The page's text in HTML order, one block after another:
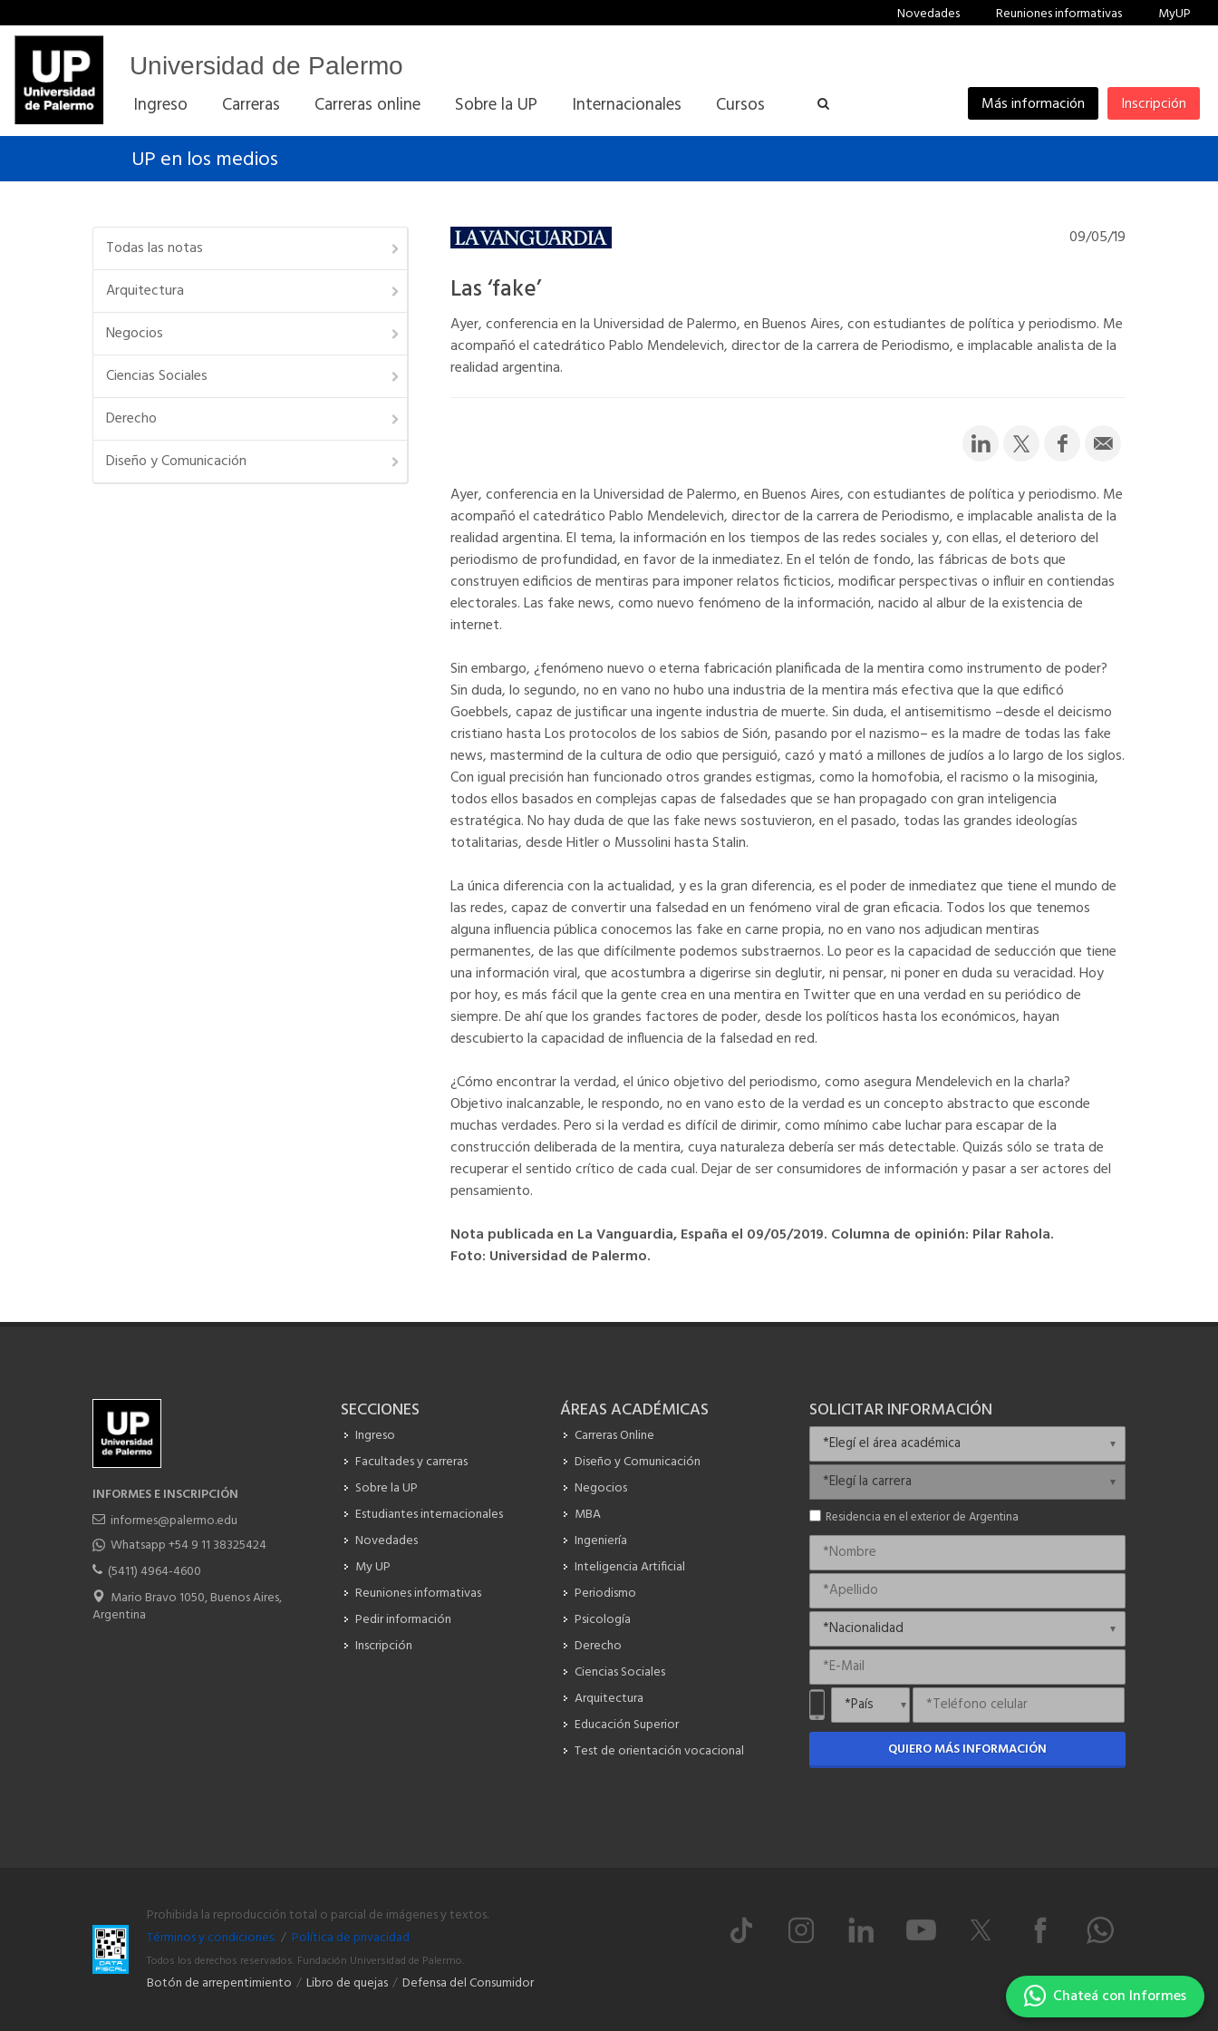
Novedades Reuniones informativas MyUP
Universidad de Palermo
Inscripción
Más información
Ingreso Carreras Carreras online Sobre la UP Internacionales Cursos
UP en los medios
09/05/19
Las ‘fake’
Ayer, conferencia en la Universidad de Palermo, en Buenos Aires, con estudiantes de política y periodismo. Me
acompañó el catedrático Pablo Mendelevich, director de la carrera de Periodismo, e implacable analista de la
realidad argentina.
Ayer, conferencia en la Universidad de Palermo, en Buenos Aires, con estudiantes de política y periodismo. Me
acompañó el catedrático Pablo Mendelevich, director de la carrera de Periodismo, e implacable analista de la
realidad argentina. El tema, la información en los tiempos de las redes sociales y, con ellas, el deterioro del
periodismo de profundidad, en favor de la inmediatez. En el telón de fondo, las fábricas de bots que
construyen edificios de mentiras para imponer relatos ficticios, modificar perspectivas o influir en contiendas
electorales. Las ­fake news, como nuevo fenómeno de la información, nacido al albur de la existencia de
internet.
Sin embargo, ¿fenómeno nuevo o eterna fabricación planificada de la mentira como instrumento de poder?
Sin duda, lo segundo, no en vano no hubo una industria de la mentira más efectiva que la que edificó
Goebbels, capaz de justificar una ingente in­dustria de muerte. Sin duda, el anti­semitismo –desde el deicismo
cristiano hasta Los protocolos de los sabios de Sión, pasando por el nazismo– es la madre de todas las fake
news, mastermind de la cultura de odio que persiguió, cazó y mató a millones de judíos a lo largo de los siglos.
Con igual pre­cisión han funcionado otros grandes estigmas, como la homofobia, el racismo o la misoginia,
todos ellos basados en complejas capas de falsedades que se han propagado con gran inteligencia
estratégica. No hay duda de que las fake news sostuvieron, en el pasado, todas las grandes ideologías
totalitarias, desde Hitler o Mussolini hasta Stalin.
La única diferencia con la actualidad, y es la gran diferencia, es el poder de inmediatez que tiene el mundo de
las redes, capaz de convertir una falsedad en un fenómeno viral de gran eficacia. Todos los que tenemos
alguna influencia pública conocemos las fake en carne propia, no en vano nos adjudican mentiras
permanentes, de las que difícilmente podemos substraernos. Lo peor es la capacidad de seducción que tiene
una información viral, que acostumbra a digerirse sin deglutir, ni pensar, ni poner en duda su veracidad. Hoy
por hoy, es más fácil que la gente crea en una mentira en ­Twitter que en una verdad en su periódico de
siempre. De ahí que los grandes factores de poder, desde los políticos hasta los económicos, hayan
descubierto la capacidad de influencia de la falsedad en red.
¿Cómo encontrar la verdad, el único objetivo del periodismo, como asegura Mendelevich en la charla?
Objetivo inalcanzable, le respondo, no en vano esto de la verdad es un concepto abstracto que esconde
muchas verdades. Pero si la verdad es difícil de dirimir, como mínimo cabe luchar para escapar de la
construcción deliberada de la mentira, cuya naturaleza debería ser más detectable. Quizás sólo se trata de
recuperar el sentido crítico de cada cual. Dejar de ser consumidores de información y pasar a ser actores del
pensamiento.
Nota publicada en La Vanguardia, España el 09/05/2019. Columna de opinión: Pilar Rahola.
Foto: Universidad de Palermo.
Todas las notas
Arquitectura
Negocios
Ciencias Sociales
Derecho
Diseño y Comunicación
INFORMES E INSCRIPCIÓN
informes@palermo.edu
Whatsapp +54 9 11 38325424
(5411) 4964-4600
Mario Bravo 1050, Buenos Aires,
Argentina
SECCIONES
Ingreso
Facultades y carreras
Sobre la UP
Estudiantes internacionales
Novedades
My UP
Reuniones informativas
Pedir información
Inscripción
ÁREAS ACADÉMICAS
Carreras Online
Diseño y Comunicación
Negocios
MBA
Ingeniería
Inteligencia Artificial
Periodismo
Psicología
Derecho
Ciencias Sociales
Arquitectura
Educación Superior
Test de orientación vocacional
SOLICITAR INFORMACIÓN
Residencia en el exterior de Argentina
QUIERO MÁS INFORMACIÓN
Prohibida la reproducción total o parcial de imágenes y textos.
Términos y condiciones. / Política de privacidad
Todos los derechos reservados. Fundación Universidad de Palermo.
Botón de arrepentimiento / Libro de quejas / Defensa del Consumidor
Chateá con Informes